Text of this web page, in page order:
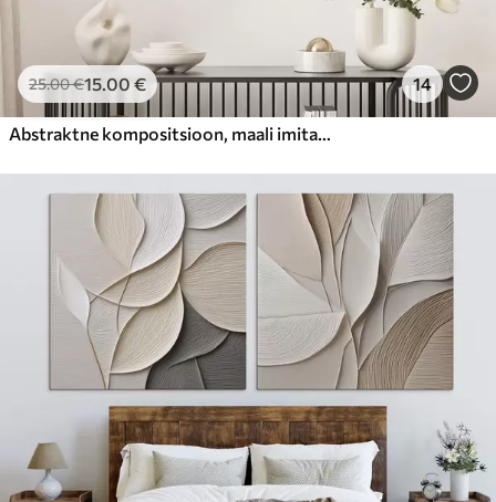
25.00€15.00 € 14
Abstraktne kompositsioon, maali imitatsioon